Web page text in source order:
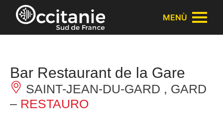
Pannello di gestione dei cookies
MENÙ
Bar Restaurant de la Gare
SAINT-JEAN-DU-GARD , GARD
– RESTAURO